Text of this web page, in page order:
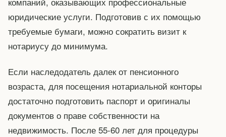
юридические услуги. Подготовив с их помощью
требуемые бумаги, можно сократить визит к
нотариусу до минимума.
Если наследодатель далек от пенсионного
возраста, для посещения нотариальной конторы
достаточно подготовить паспорт и оригиналы
документов о праве собственности на
недвижимость. После 55-60 лет для процедуры